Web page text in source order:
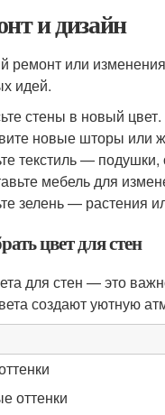
и дизайн
ремонт или
идей.
стены в новый цвет.
новые шторы или
текстиль —
мебель для
зелень — растения
цвет для стен
для стен — это
создают уютную
оттенки